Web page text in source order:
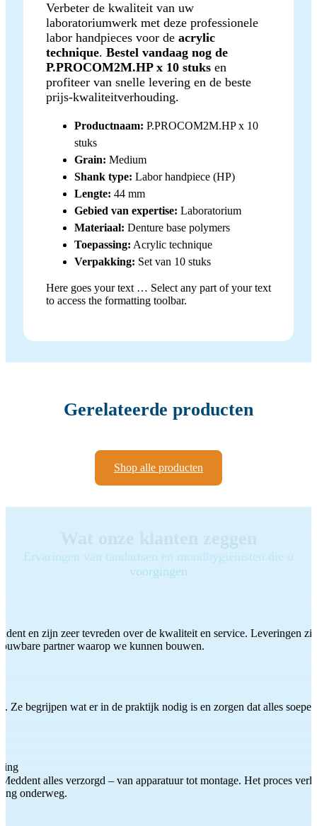
Verbeter de kwaliteit van uw
laboratoriumwerk met deze professionele
labor handpieces voor de acrylic
technique. Bestel vandaag nog de
P.PROCOM2M.HP x 10 stuks en
profiteer van snelle levering en de beste
prijs-kwaliteitverhouding.
Productnaam: P.PROCOM2M.HP x 10
stuks
Grain: Medium
Shank type: Labor handpiece (HP)
Lengte: 44 mm
Gebied van expertise: Laboratorium
Materiaal: Denture base polymers
Toepassing: Acrylic technique
Verpakking: Set van 10 stuks
Here goes your text … Select any part of your text
to access the formatting toolbar.
Gerelateerde producten
Shop alle producten
Ervaringen van tandartsen en mondhygiënisten die u
voorgingen
en zijn zeer tevreden over de kwaliteit en service. Leveringen
partner waarop we kunnen bouwen.
Ze begrijpen wat er in de praktijk nodig is en zorgen dat alles
alles verzorgd – van apparatuur tot montage. Het proces
onderweg.